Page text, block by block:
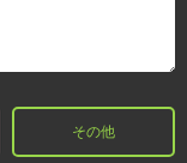
その他